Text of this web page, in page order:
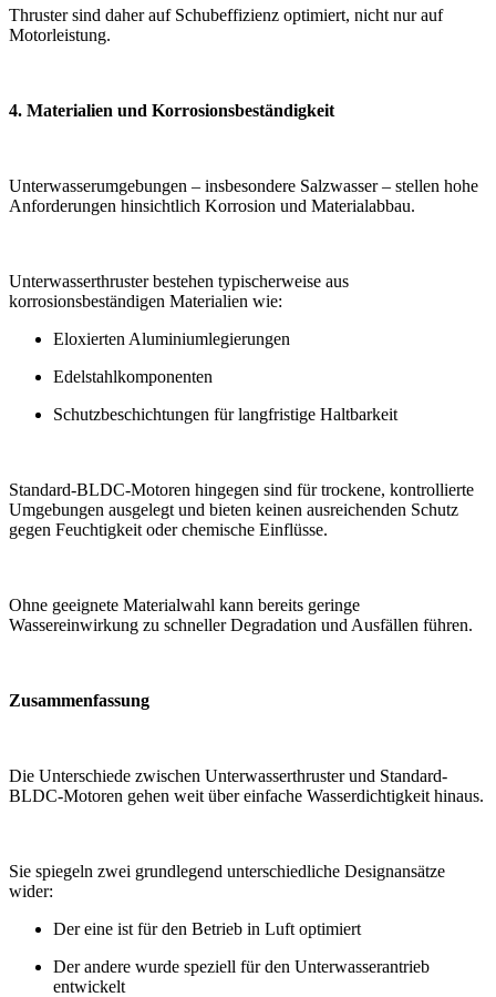
Thruster sind daher auf Schubeffizienz optimiert, nicht nur auf
Motorleistung.
4. Materialien und Korrosionsbeständigkeit
Unterwasserumgebungen – insbesondere Salzwasser – stellen hohe
Anforderungen hinsichtlich Korrosion und Materialabbau.
Unterwasserthruster bestehen typischerweise aus
korrosionsbeständigen Materialien wie:
Eloxierten Aluminiumlegierungen
Edelstahlkomponenten
Schutzbeschichtungen für langfristige Haltbarkeit
Standard-BLDC-Motoren hingegen sind für trockene, kontrollierte
Umgebungen ausgelegt und bieten keinen ausreichenden Schutz
gegen Feuchtigkeit oder chemische Einflüsse.
Ohne geeignete Materialwahl kann bereits geringe
Wassereinwirkung zu schneller Degradation und Ausfällen führen.
Zusammenfassung
Die Unterschiede zwischen Unterwasserthruster und Standard-
BLDC-Motoren gehen weit über einfache Wasserdichtigkeit hinaus.
Sie spiegeln zwei grundlegend unterschiedliche Designansätze
wider:
Der eine ist für den Betrieb in Luft optimiert
Der andere wurde speziell für den Unterwasserantrieb
entwickelt